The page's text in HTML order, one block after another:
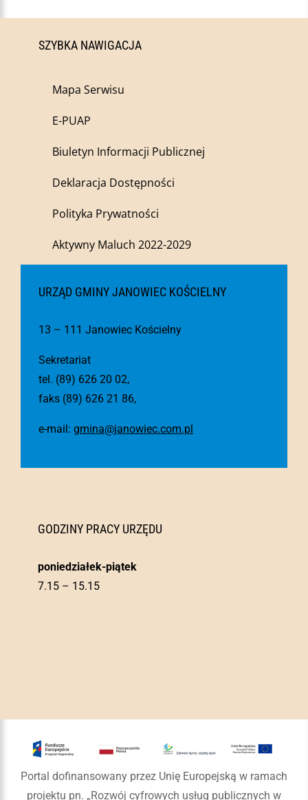
SZYBKA NAWIGACJA
Mapa Serwisu
E-PUAP
Biuletyn Informacji Publicznej
Deklaracja Dostępności
Polityka Prywatności
Aktywny Maluch 2022-2029
URZĄD GMINY JANOWIEC KOŚCIELNY
13 – 111 Janowiec Kościelny
Sekretariat
tel. (89) 626 20 02,
faks (89) 626 21 86,
e-mail: gmina@janowiec.com.pl
GODZINY PRACY URZĘDU
poniedziałek-piątek
7.15 – 15.15
Portal dofinansowany przez Unię Europejską w ramach
projektu pn. „Rozwój cyfrowych usług publicznych w